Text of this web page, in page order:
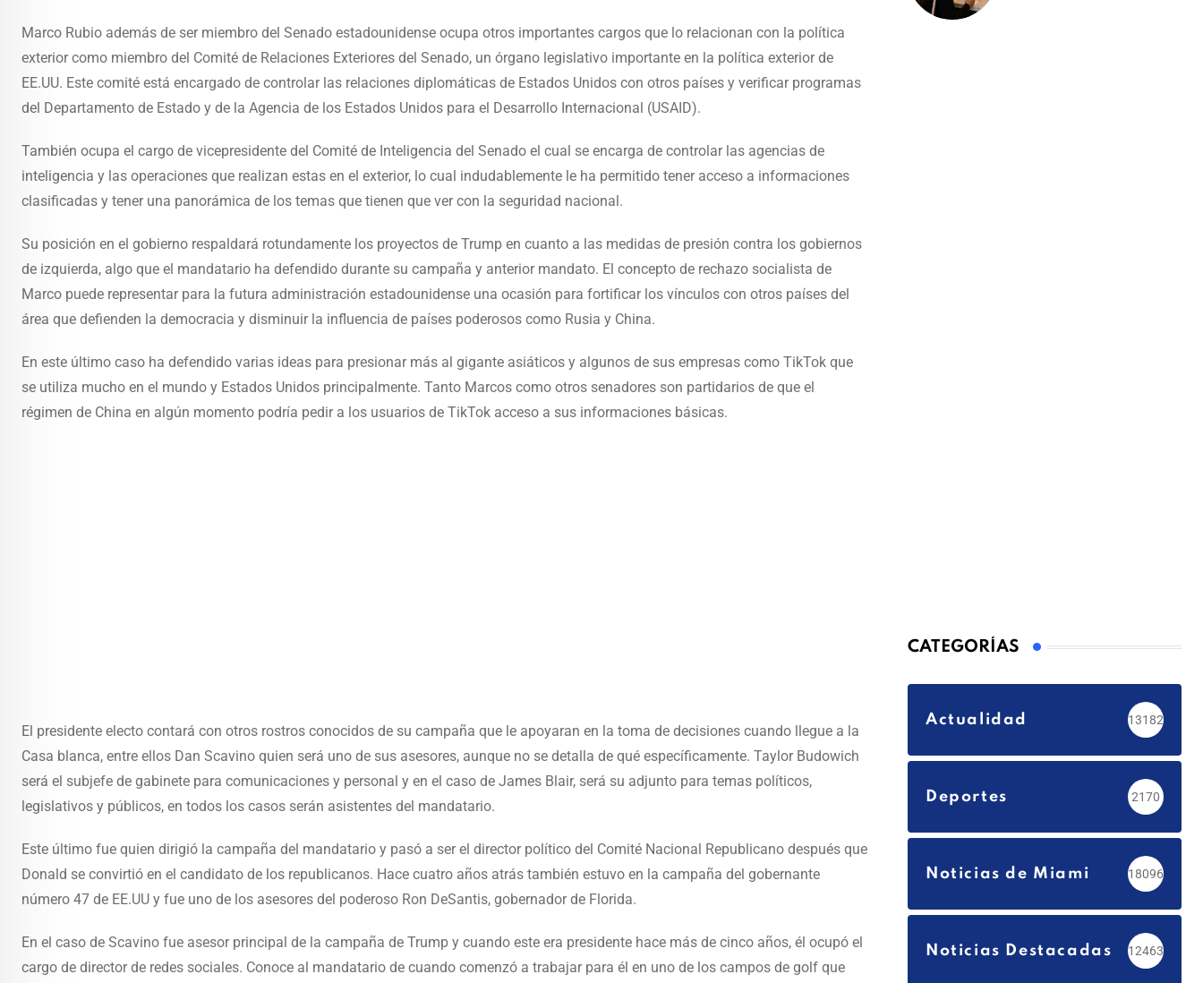
Marco Rubio además de ser miembro del Senado estadounidense ocupa otros importantes cargos que lo relacionan con la política
exterior como miembro del Comité de Relaciones Exteriores del Senado, un órgano legislativo importante en la política exterior de
EE.UU. Este comité está encargado de controlar las relaciones diplomáticas de Estados Unidos con otros países y verificar programas
del Departamento de Estado y de la Agencia de los Estados Unidos para el Desarrollo Internacional (USAID).
También ocupa el cargo de vicepresidente del Comité de Inteligencia del Senado el cual se encarga de controlar las agencias de
inteligencia y las operaciones que realizan estas en el exterior, lo cual indudablemente le ha permitido tener acceso a informaciones
clasificadas y tener una panorámica de los temas que tienen que ver con la seguridad nacional.
Su posición en el gobierno respaldará rotundamente los proyectos de Trump en cuanto a las medidas de presión contra los gobiernos
de izquierda, algo que el mandatario ha defendido durante su campaña y anterior mandato. El concepto de rechazo socialista de
Marco puede representar para la futura administración estadounidense una ocasión para fortificar los vínculos con otros países del
área que defienden la democracia y disminuir la influencia de países poderosos como Rusia y China.
En este último caso ha defendido varias ideas para presionar más al gigante asiáticos y algunos de sus empresas como TikTok que
se utiliza mucho en el mundo y Estados Unidos principalmente. Tanto Marcos como otros senadores son partidarios de que el
régimen de China en algún momento podría pedir a los usuarios de TikTok acceso a sus informaciones básicas.
El presidente electo contará con otros rostros conocidos de su campaña que le apoyaran en la toma de decisiones cuando llegue a la
Casa blanca, entre ellos Dan Scavino quien será uno de sus asesores, aunque no se detalla de qué específicamente. Taylor Budowich
será el subjefe de gabinete para comunicaciones y personal y en el caso de James Blair, será su adjunto para temas políticos,
legislativos y públicos, en todos los casos serán asistentes del mandatario.
Este último fue quien dirigió la campaña del mandatario y pasó a ser el director político del Comité Nacional Republicano después que
Donald se convirtió en el candidato de los republicanos. Hace cuatro años atrás también estuvo en la campaña del gobernante
número 47 de EE.UU y fue uno de los asesores del poderoso Ron DeSantis, gobernador de Florida.
En el caso de Scavino fue asesor principal de la campaña de Trump y cuando este era presidente hace más de cinco años, él ocupó el
cargo de director de redes sociales. Conoce al mandatario de cuando comenzó a trabajar para él en uno de los campos de golf que
CATEGORÍAS
Actualidad 13182
Deportes 2170
Noticias de Miami 18096
Noticias Destacadas 12463